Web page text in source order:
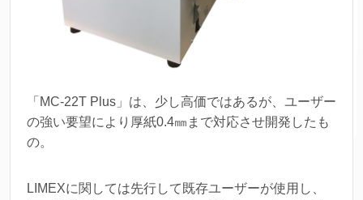
「MC-22T Plus」は、少し高価ではあるが、ユーザー
の強い要望により厚紙0.4㎜まで対応させ開発したも
の。
LIMEXに関しては先行して既存ユーザーが使用し、